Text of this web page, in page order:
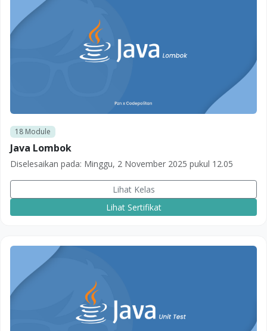
18Module
Java Lombok
Diselesaikan pada: Minggu, 2 November 2025 pukul 12.05
Lihat Kelas
Lihat Sertifikat